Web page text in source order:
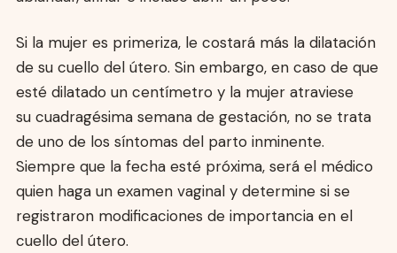
Si la mujer es primeriza, le costará más la dilatación
de su cuello del útero. Sin embargo, en caso de que
esté dilatado un centímetro y la mujer atraviese
su cuadragésima semana de gestación, no se trata
de uno de los síntomas del parto inminente.
Siempre que la fecha esté próxima, será el médico
quien haga un examen vaginal y determine si se
registraron modificaciones de importancia en el
cuello del útero.